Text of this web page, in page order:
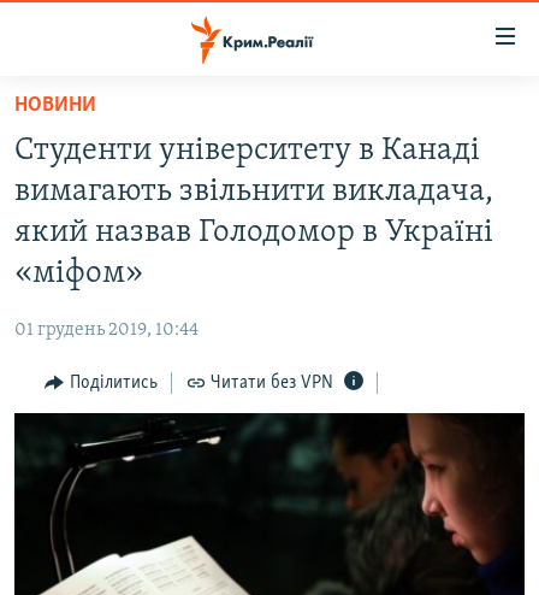
Перейти
основного
матеріалу
Перейти
до
основної
Перейти
пошуку
ВОДА.КРИМ
ВІДЕО ТА ФОТО
ПОЛІТИКА
ПОГЛЯД
ІНТЕРВ'Ю
ВСЕ ЗА ДЕНЬ
СПЕЦПРОЕКТИ
ДЕПОРТАЦІЯ
ВІДЕОУРОКИ «ELIFBE»
ЯК ОБІЙТИ БЛОКУВАННЯ
Русский
НОВИНИ
Студенти університету в Канаді
вимагають звільнити викладача,
який назвав Голодомор в Україні
«міфом»
01 грудень 2019, 10:44
Поділитись Читати без VPN